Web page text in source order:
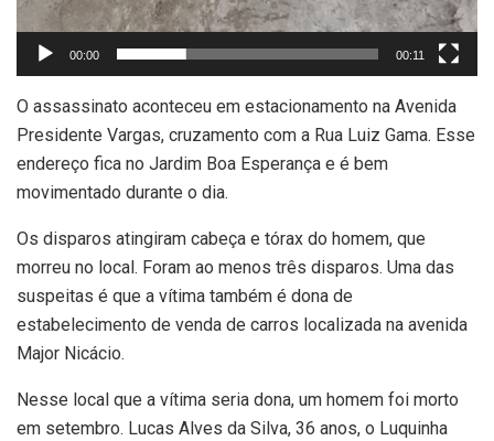
00:00 00:11
O assassinato aconteceu em estacionamento na Avenida
Presidente Vargas, cruzamento com a Rua Luiz Gama. Esse
endereço fica no Jardim Boa Esperança e é bem
movimentado durante o dia.
Os disparos atingiram cabeça e tórax do homem, que
morreu no local. Foram ao menos três disparos. Uma das
suspeitas é que a vítima também é dona de
estabelecimento de venda de carros localizada na avenida
Major Nicácio.
Nesse local que a vítima seria dona, um homem foi morto
em setembro. Lucas Alves da Silva, 36 anos, o Luquinha